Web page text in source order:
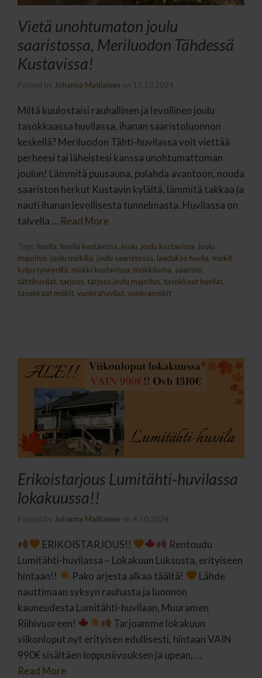
Vietä unohtumaton joulu
saaristossa, Meriluodon Tähdessä
Kustavissa!
Posted by Johanna Matilainen on 15.10.2024
Miltä kuulostaisi rauhallinen ja levollinen joulu
tasokkaassa huvilassa, ihanan saaristoluonnon
keskellä? Meriluodon Tähti-huvilassa voit viettää
perheesi tai läheistesi kanssa unohtumattoman
joulun! Lämmitä puusauna, pulahda avantoon, nouda
saariston herkut Kustavin kylältä, lämmitä takkaa ja
nauti ihanan levollisesta tunnelmasta. Huvilassa on
talvella … Read More
Tags: huvila, huvila kustavissa, joulu, joulu kustavissa, joulu
majoitus, joulu mökillä, joulu saaristossa, laadukas huvila, mökit
kylpytynnyrillä, mökki kustavissa, mökkiloma, saaristo,
tähtihuvilat, tarjous, tarjous joulu majoitus, tasokkaat huvilat,
tasokkaat mökit, vuokrahuvilat, vuokramökit
Erikoistarjous Lumitähti-huvilassa
lokakuussa!!
Posted by Johanna Matilainen on 4.10.2024
ERIKOISTARJOUS!!
Rentoudu
Lumitähti-huvilassa – Lokakuun Luksusta, erityiseen
hintaan!!
Pako arjesta alkaa täältä!
Lähde
nauttimaan syksyn rauhasta ja luonnon
kauneudesta Lumitähti-huvilaan, Muuramen
Riihivuoreen!
Tarjoamme lokakuun
viikonloput nyt erityisen edullisesti, hintaan VAIN
990€ sisältäen loppusiivouksen ja upean, …
Read More